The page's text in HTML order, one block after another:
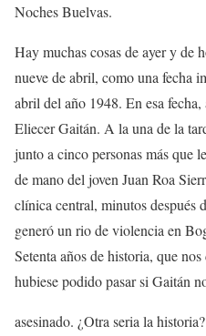
Noches Buelvas.
Hay muchas cosas de ayer y de
nueve de abril, como una fecha
abril del año 1948. En esa
Eliecer Gaitán. A la una de la
junto a cinco personas más que
de mano del joven Juan Roa
clínica central, minutos después
generó un rio de violencia en
Setenta años de historia, que
hubiese podido pasar si Gaitán
asesinado. ¿Otra seria la